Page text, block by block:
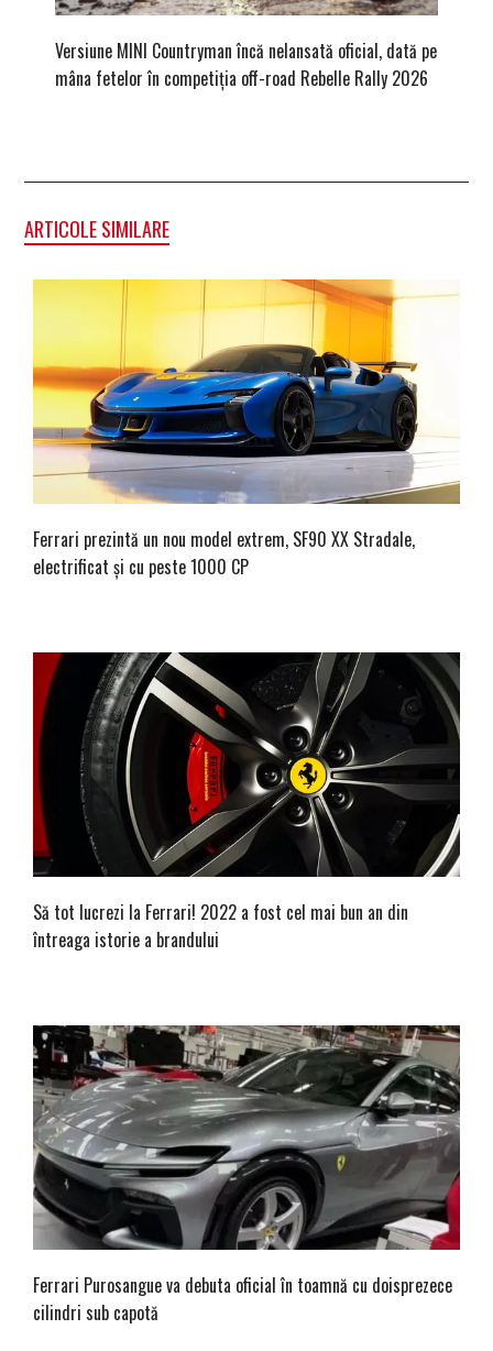
Versiune MINI Countryman încă nelansată oficial, dată pe
mâna fetelor în competiția off-road Rebelle Rally 2026
ARTICOLE SIMILARE
Ferrari prezintă un nou model extrem, SF90 XX Stradale,
electrificat și cu peste 1000 CP
Să tot lucrezi la Ferrari! 2022 a fost cel mai bun an din
întreaga istorie a brandului
Ferrari Purosangue va debuta oficial în toamnă cu doisprezece
cilindri sub capotă